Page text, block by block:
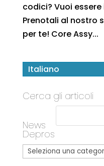
codici? Vuoi
Prenotali al nostro
per te! Core Assy...
Italiano
Cerca gli articoli
News
Depros